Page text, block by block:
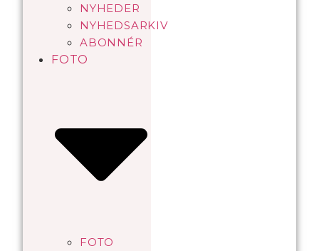
NYHEDER
NYHEDSARKIV
ABONNÉR
FOTO
FOTO